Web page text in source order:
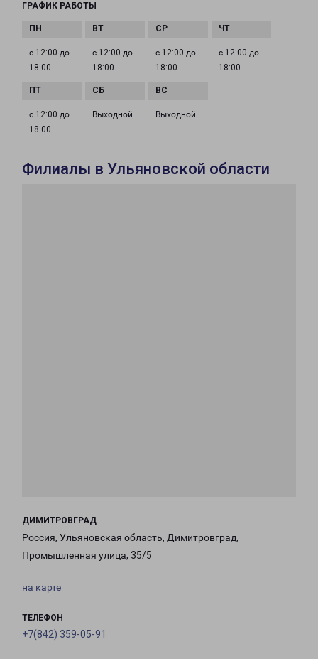
ГРАФИК РАБОТЫ
с 12:00 до
18:00
с 12:00 до
18:00
с 12:00 до
18:00
с 12:00 до
18:00
с 12:00 до
18:00
Выходной Выходной
Филиалы в Ульяновской области
ДИМИТРОВГРАД
Россия, Ульяновская область, Димитровград,
Промышленная улица, 35/5
на карте
ТЕЛЕФОН
+7(842) 359-05-91